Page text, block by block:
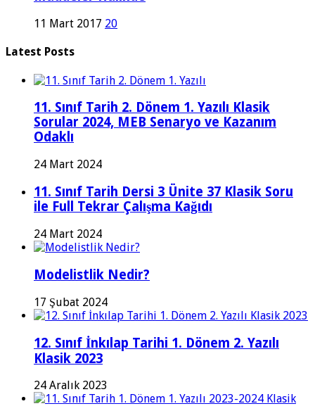
11 Mart 2017 20
Latest Posts
11. Sınıf Tarih 2. Dönem 1. Yazılı Klasik
Sorular 2024, MEB Senaryo ve Kazanım
Odaklı
24 Mart 2024
11. Sınıf Tarih Dersi 3 Ünite 37 Klasik Soru
ile Full Tekrar Çalışma Kağıdı
24 Mart 2024
Modelistlik Nedir?
17 Şubat 2024
12. Sınıf İnkılap Tarihi 1. Dönem 2. Yazılı
Klasik 2023
24 Aralık 2023